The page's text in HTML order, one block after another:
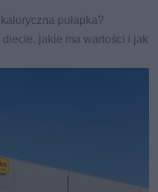
pułapka?
jakie ma wartości i jak